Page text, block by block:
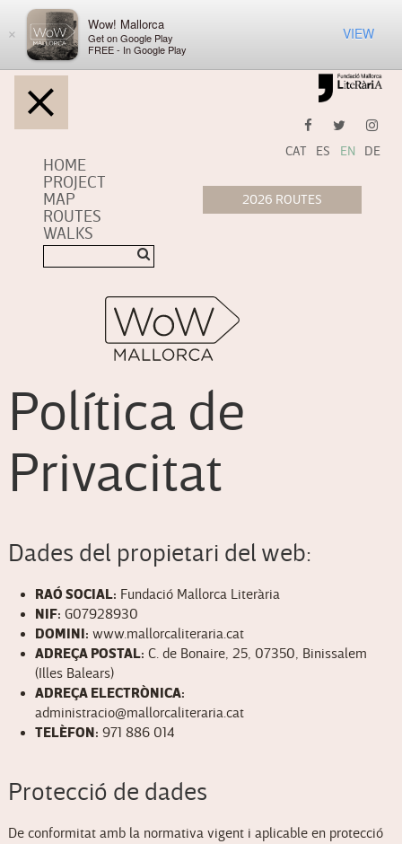
×
Wow! Mallorca
Get on Google Play
FREE - In Google Play
VIEW
HOME
PROJECT
MAP
ROUTES
WALKS
CAT ES EN DE
Política de
Privacitat
Dades del propietari del web:
RAÓ SOCIAL: Fundació Mallorca Literària
NIF: G07928930
DOMINI: www.mallorcaliteraria.cat
ADREÇA POSTAL: C. de Bonaire, 25, 07350, Binissalem
(Illes Balears)
ADREÇA ELECTRÒNICA:
administracio@mallorcaliteraria.cat
TELÈFON: 971 886 014
Protecció de dades
De conformitat amb la normativa vigent i aplicable en protecció